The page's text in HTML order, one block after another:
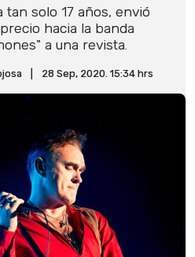
solo 17 años, envió
hacia la banda
a una revista.
28 Sep, 2020. 15:34 hrs